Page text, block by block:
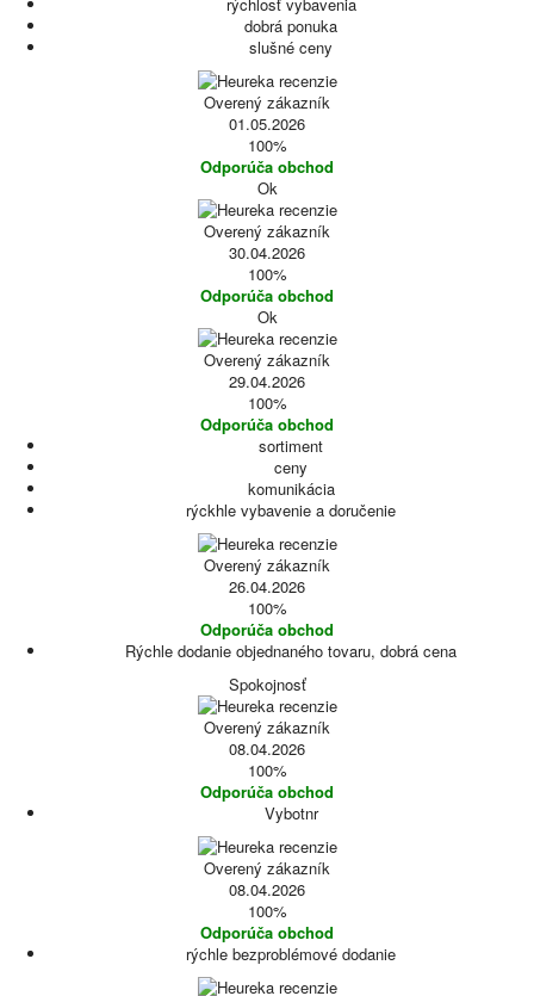
dobrá ponuka
slušné ceny
Overený zákazník
01.05.2026
100%
Odporúča obchod
Ok
Overený zákazník
30.04.2026
100%
Odporúča obchod
Ok
Overený zákazník
29.04.2026
100%
Odporúča obchod
sortiment
ceny
komunikácia
rýckhle vybavenie a doručenie
Overený zákazník
26.04.2026
100%
Odporúča obchod
Rýchle dodanie objednaného tovaru, dobrá cena
Spokojnosť
Overený zákazník
08.04.2026
100%
Odporúča obchod
Vybotnr
Overený zákazník
08.04.2026
100%
Odporúča obchod
rýchle bezproblémové dodanie